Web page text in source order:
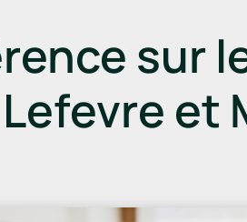
sur
Lefevre et